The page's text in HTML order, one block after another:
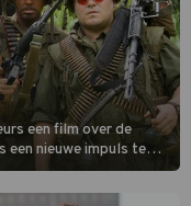
een film over de
een nieuwe impuls te
van Vietnam komen
terecht.